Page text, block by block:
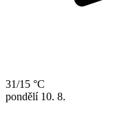
31/15 °C
pondělí 10. 8.